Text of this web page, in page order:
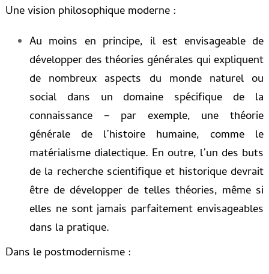
Une vision philosophique moderne :
Au moins en principe, il est envisageable de
développer des théories générales qui expliquent
de nombreux aspects du monde naturel ou
social dans un domaine spécifique de la
connaissance – par exemple, une théorie
générale de l’histoire humaine, comme le
matérialisme dialectique. En outre, l’un des buts
de la recherche scientifique et historique devrait
être de développer de telles théories, même si
elles ne sont jamais parfaitement envisageables
dans la pratique.
Dans le postmodernisme :